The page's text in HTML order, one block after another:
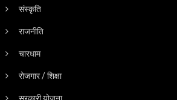
संस्कृति
राजनीति
चारधाम
रोजगार / शिक्षा
सरकारी योजना